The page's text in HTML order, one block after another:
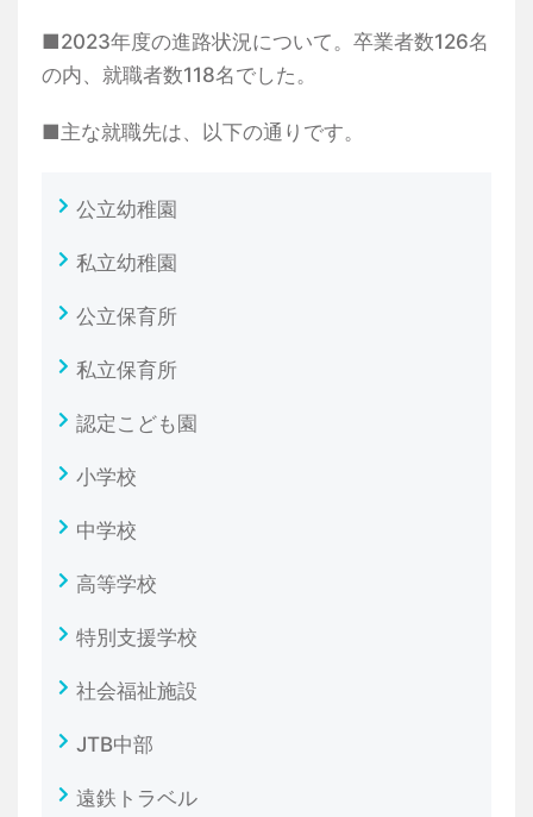
■2023年度の進路状況について。卒業者数126名
の内、就職者数118名でした。
■主な就職先は、以下の通りです。
公立幼稚園
私立幼稚園
公立保育所
私立保育所
認定こども園
小学校
中学校
高等学校
特別支援学校
社会福祉施設
JTB中部
遠鉄トラベル